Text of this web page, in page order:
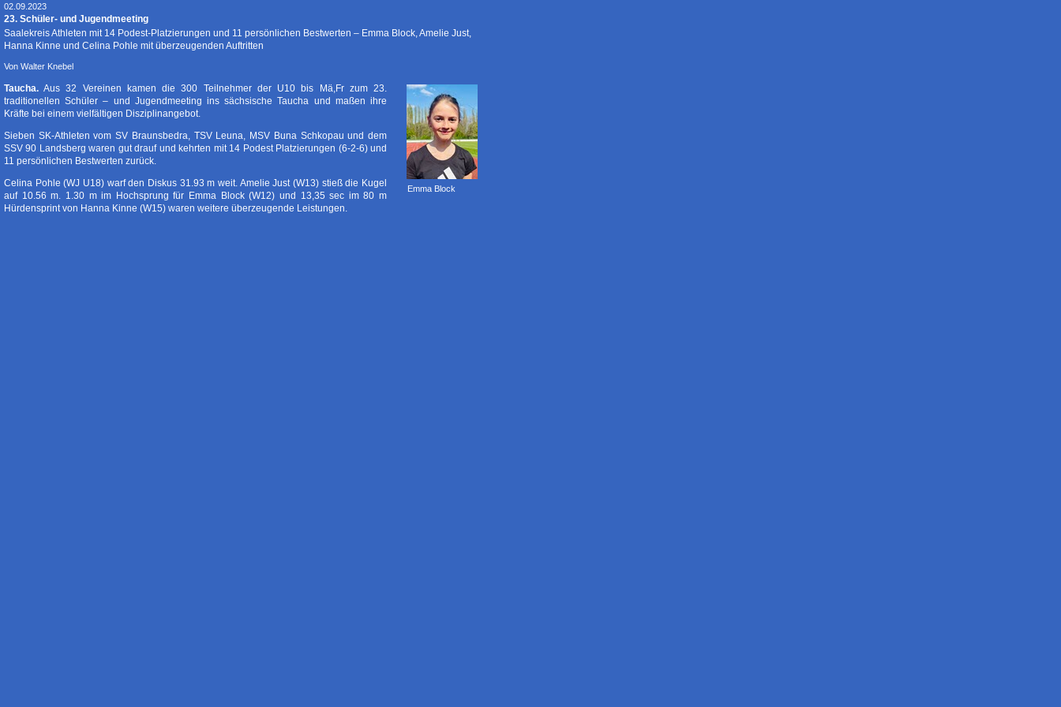
02.09.2023
23. Schüler- und Jugendmeeting
Saalekreis Athleten mit 14 Podest-Platzierungen und 11 persönlichen Bestwerten – Emma Block, Amelie Just,
Hanna Kinne und Celina Pohle mit überzeugenden Auftritten
Von Walter Knebel
Emma Block
Taucha. Aus 32 Vereinen kamen die 300 Teilnehmer der U10 bis Mä,Fr zum 23.
traditionellen Schüler – und Jugendmeeting ins sächsische Taucha und maßen ihre
Kräfte bei einem vielfältigen Disziplinangebot.
Sieben SK-Athleten vom SV Braunsbedra, TSV Leuna, MSV Buna Schkopau und dem
SSV 90 Landsberg waren gut drauf und kehrten mit 14 Podest Platzierungen (6-2-6) und
11 persönlichen Bestwerten zurück.
Celina Pohle (WJ U18) warf den Diskus 31.93 m weit. Amelie Just (W13) stieß die Kugel
auf 10.56 m. 1.30 m im Hochsprung für Emma Block (W12) und 13,35 sec im 80 m
Hürdensprint von Hanna Kinne (W15) waren weitere überzeugende Leistungen.